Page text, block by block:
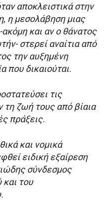
αποκλειστικά στην
η μεσολάβηση μιας
και αν ο θάνατος
στερεί αναίτια από
την αυξημένη
που δικαιούται.
τις
τη ζωή τους από βίαια
πράξεις.
και νομικά
ειδική εξαίρεση
σύνδεσμος
και του